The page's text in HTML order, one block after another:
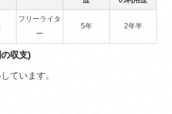
フリーライタ
ー
5年 2年半
収支)
ています。